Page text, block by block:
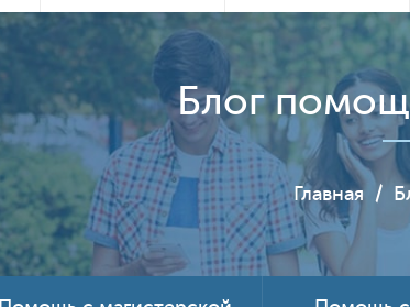
Блог
Главная /